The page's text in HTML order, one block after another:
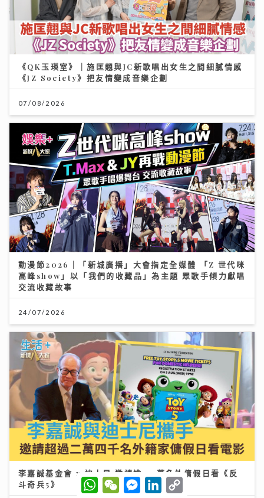
《QK玉瑛室》｜施匡翹與JC新歌唱出女生之間細膩情感
《JZ Society》把友情變成音樂企劃
07/08/2026
動漫節2026｜「新城廣播」大會指定全媒體 「Z 世代咪
高峰show」以「我們的收藏品」為主題 眾歌手傾力獻唱
交流收藏故事
24/07/2026
李嘉誠基金會 x 迪士尼 邀請逾2.4萬名外傭假日看《反
斗奇兵5》
W
h
W
e
M
e
L
C